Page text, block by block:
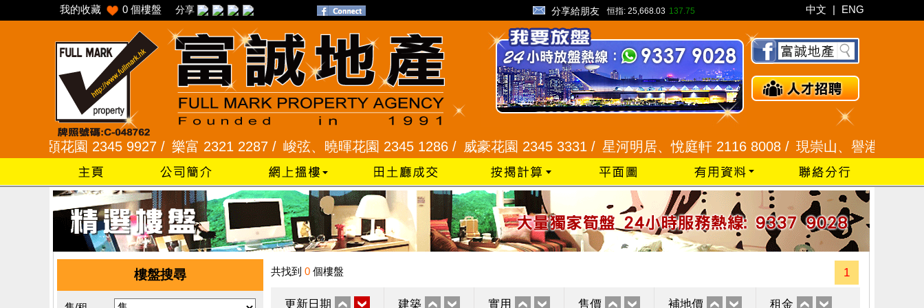
我的收藏 0 個樓盤 分享 分享給朋友 恒指: 25,668.03 137.75 中文 | ENG
頣花園 2345 9927 /樂富 2321 2287 /峻弦、曉暉花園 2345 1286 /威豪花園 2345 3331 /星河明居、悅庭軒 2116 8008 /現崇山、譽港灣 2345
樓盤搜尋 共找到 0 個樓盤 1
更新日期 建築 實用 售價 補地價 租金